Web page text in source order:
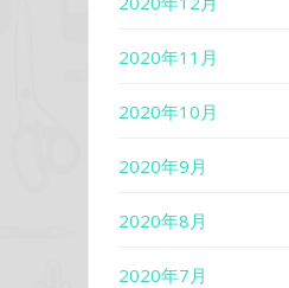
2020年11月
2020年10月
2020年9月
2020年8月
2020年7月